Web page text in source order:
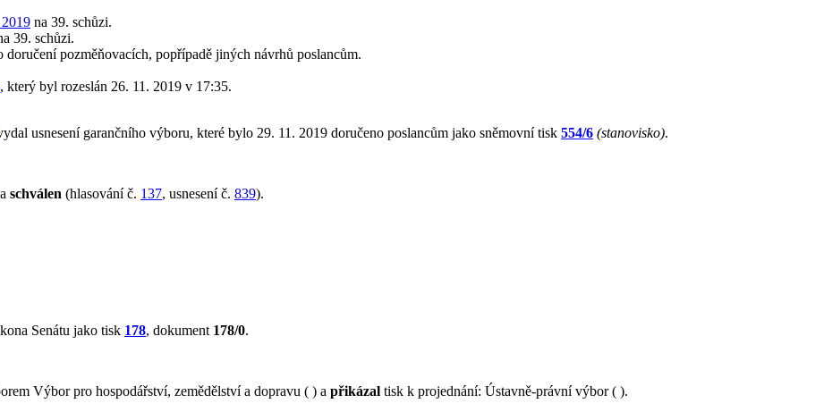
na 39. schůzi.
39. schůzi.
doručení pozměňovacích, popřípadě jiných návrhů poslancům.
, který byl rozeslán 26. 11. 2019 v 17:35.
usnesení garančního výboru, které bylo 29. 11. 2019 doručeno poslancům jako sněmovní tisk 554/6 (stanovisko).
schválen (hlasování č. 137, usnesení č. 839).
Senátu jako tisk 178, dokument 178/0.
Výbor pro hospodářství, zemědělství a dopravu ( ) a přikázal tisk k projednání: Ústavně-právní výbor ( ).